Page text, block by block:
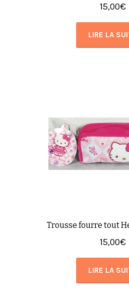
15,00€
LIRE LA
Trousse fourre tout
15,00€
LIRE LA